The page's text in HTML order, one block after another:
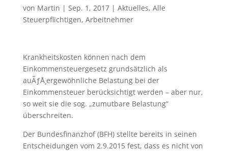
von Martin | Sep. 1, 2017| Aktuelles, Alle
Steuerpflichtigen, Arbeitnehmer
Krankheitskosten können nach dem
Einkommensteuergesetz grundsätzlich als
auÃƒÅ¸ergewöhnliche Belastung bei der
Einkommensteuer berücksichtigt werden – aber nur,
so weit sie die sog. „zumutbare Belastung“
überschreiten.
Der Bundesfinanzhof (BFH) stellte bereits in seinen
Entscheidungen vom 2.9.2015 fest, dass es nicht von